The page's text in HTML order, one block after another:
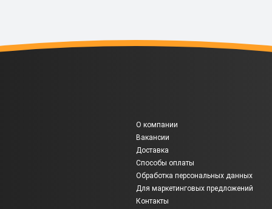
О компании
Вакансии
Доставка
Способы оплаты
Обработка персональных данных
Для маркетинговых предложений
Контакты